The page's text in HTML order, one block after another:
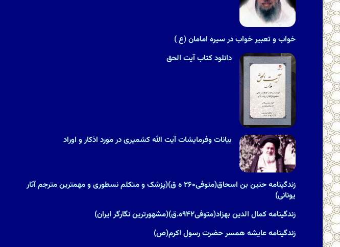
خواب و تعبیر خواب در سیره امامان (ع )
دانلود کتاب آیت الحق
بیانات وفرمایشات آیت الله کشمیری در مورد اذکار و اوراد
زندگینامه حنین بن اسحاق(متوفی۲۶۰ ه ق)(پزشک و متکلم نسطورى و مهمترین مترجم آثار
یونانى)
زندگینامه کمال الدین بهزاد(متوفی۹۴۲ه.ق)(مشهورترین نگارگر ایران)
زندگینامه عایشه همسر حضرت رسول اکرم(ص)